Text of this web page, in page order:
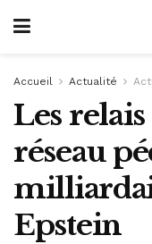
Accueil Actualité
Les
réseau
Epstein